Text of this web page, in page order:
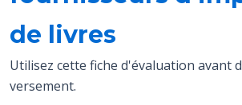
de livres
Utilisez cette fiche d'évaluation avant
versement.